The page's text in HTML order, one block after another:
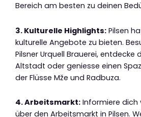
Bereich am besten zu deinen
3. Kulturelle Highlights: Pilsen
kulturelle Angebote zu bieten.
Pilsner Urquell Brauerei, entdecke
Altstadt oder geniesse einen
der Flüsse Mže und Radbuza.
4. Arbeitsmarkt: Informiere dich
über den Arbeitsmarkt in Pilsen.